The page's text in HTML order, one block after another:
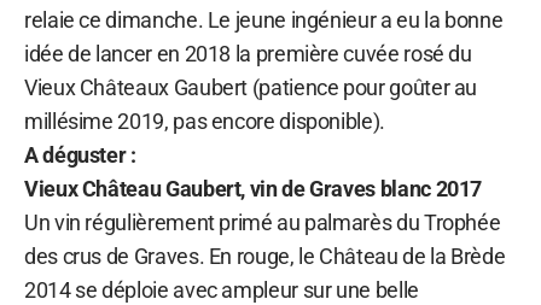
relaie ce dimanche. Le jeune ingénieur a eu la bonne
idée de lancer en 2018 la première cuvée rosé du
Vieux Châteaux Gaubert (patience pour goûter au
millésime 2019, pas encore disponible).
A déguster :
Vieux Château Gaubert, vin de Graves blanc 2017
Un vin régulièrement primé au palmarès du Trophée
des crus de Graves. En rouge, le Château de la Brède
2014 se déploie avec ampleur sur une belle